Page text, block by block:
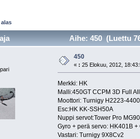
Aihe: 450 (Luettu
450
« : 25 Elokuu, 2012,
Merkki: HK
Malli:450GT CCPM 3D Full
Moottori: Turnigy H2223-
Esc:HK KK-SSH50A
Nuppi servot:Tower Pro
Gyro + perä servo: HK401B +
Vastari: Turnigy 9X8Cv2